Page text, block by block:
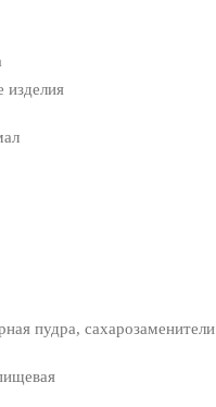
изделия
пудра, сахарозаменители